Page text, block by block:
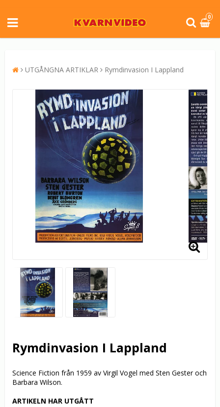
0
UTGÅNGNA ARTIKLAR Rymdinvasion I Lappland
Rymdinvasion I Lappland
Science Fiction från 1959 av Virgil Vogel med Sten Gester och
Barbara Wilson.
ARTIKELN HAR UTGÅTT